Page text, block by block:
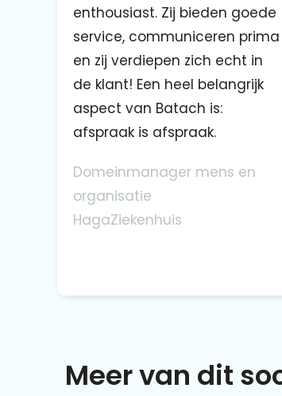
enthousiast. Zij bieden goede
service, communiceren prima
en zij verdiepen zich echt in
de klant! Een heel belangrijk
aspect van Batach is:
afspraak is afspraak.
Domeinmanager mens en
organisatie
HagaZiekenhuis
Meer van dit